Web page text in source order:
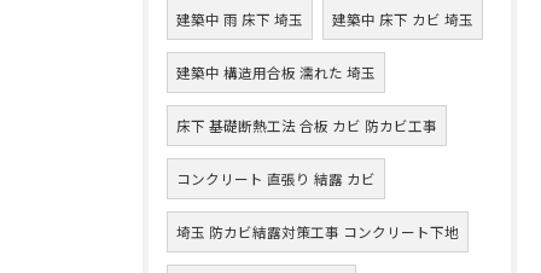
建築中 雨 床下 埼玉 建築中 床下 カビ 埼玉
建築中 構造用合板 濡れた 埼玉
床下 基礎断熱工法 合板 カビ 防カビ工事
コンクリート 直張り 結露 カビ
埼玉 防カビ結露対策工事 コンクリート下地